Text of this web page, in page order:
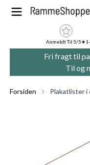
Skip to Content
Anmeldt Til 5/5★
Fri fragt til
Til og
Forsiden Plakatlister